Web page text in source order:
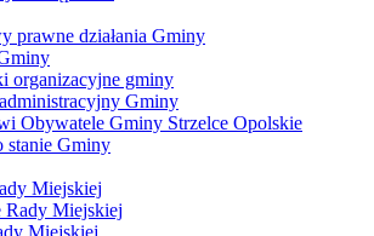
prawne działania Gminy
organizacyjne gminy
Gminy
Obywatele Gminy Strzelce Opolskie
stanie Gminy
Miejskiej
Rady Miejskiej
Miejskiej